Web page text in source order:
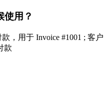
使用？
，用于 Invoice #1001 ; 客户
款